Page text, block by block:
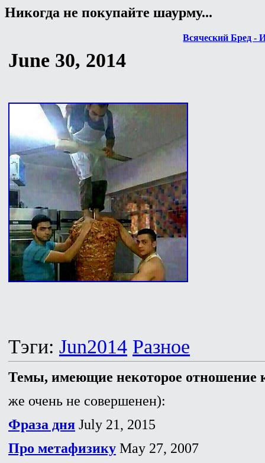
Никогда не покупайте шаурму...
Всяческий Бред -
June 30, 2014
Тэги: Jun2014 Разное
Темы, имеющие некоторое отношение
же очень не совершенен):
Фраза дня July 21, 2015
Про метафизику May 27, 2007